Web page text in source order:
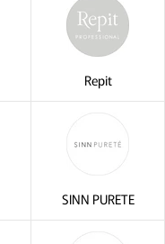
Repit
SINN PURETE